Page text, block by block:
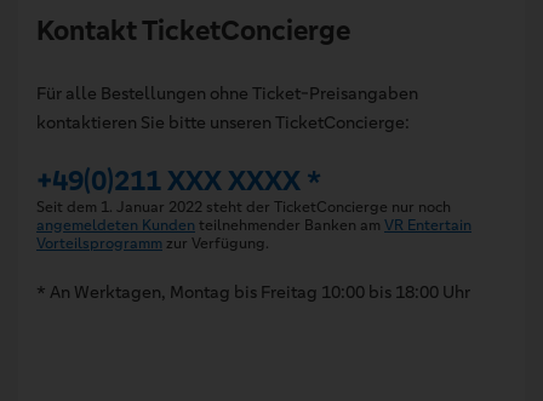
Kontakt TicketConcierge
Für alle Bestellungen ohne Ticket-Preisangaben
kontaktieren Sie bitte unseren TicketConcierge:
+49(0)211 XXX XXXX *
Seit dem 1. Januar 2022 steht der TicketConcierge nur noch
angemeldeten Kunden teilnehmender Banken am VR Entertain
Vorteilsprogramm zur Verfügung.
* An Werktagen, Montag bis Freitag 10:00 bis 18:00 Uhr